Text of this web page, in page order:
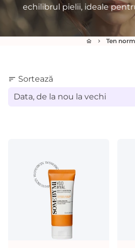
echilibrul pielii, ideale
home keyboard_arrow_right Ten
sort Sortează